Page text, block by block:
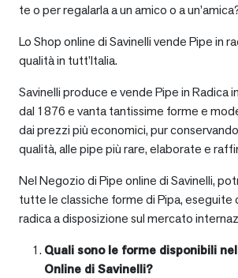
te o per regalarla a un amico o a
Lo Shop online di Savinelli vende Pipe in
qualità in tutt’Italia.
Savinelli produce e vende Pipe in Radica
dal 1876 e vanta tantissime forme e
dai prezzi più economici, pur
qualità, alle pipe più rare, elaborate e
Nel Negozio di Pipe online di Savinelli,
tutte le classiche forme di Pipa, eseguite
radica a disposizione sul mercato
Quali sono le forme disponibili
Online di Savinelli?